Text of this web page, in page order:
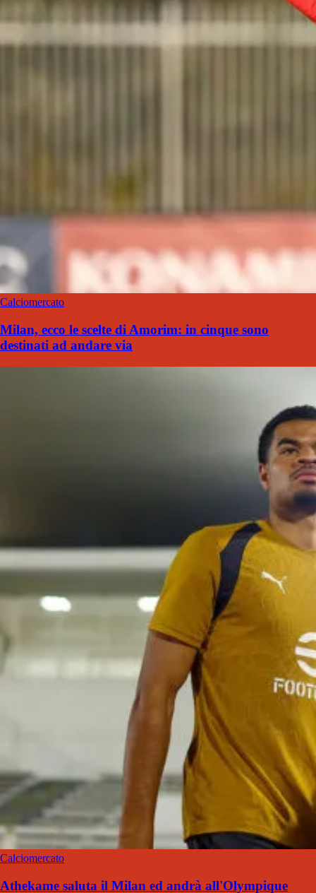
Calciomercato
Milan, ecco le scelte di Amorim: in cinque sono
destinati ad andare via
Calciomercato
Athekame saluta il Milan ed andrà all'Olympique